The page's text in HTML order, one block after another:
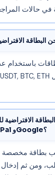
الافتراضية
على منصات كـ PayPal وGoogle؟
بطاقة مخصصة
ومن ثم إدخال